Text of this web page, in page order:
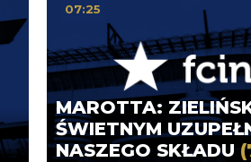
MAROTTA:
ŚWIETNYM
NASZEGO SKŁADU
07:25